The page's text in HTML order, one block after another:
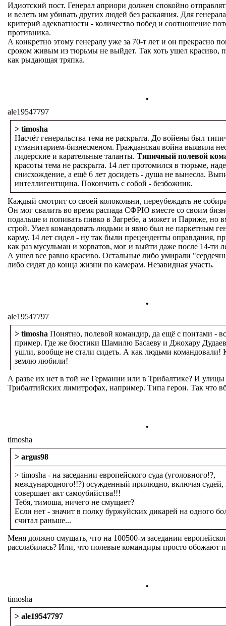
Идиотский пост. Генерал априори должен спокойно
и велеть им убивать других людей без раскаяния. Для
критерий адекватности - количество побед и соотношение
противника.
А конкретно этому генералу уже за 70-т лет и он прекрасно
сроком живым из тюрьмы не выйдет. Так хоть ушел красиво,
как рыдающая тряпка.
.
ale19547797
> timosha
Насчёт генеральства тема не раскрыта. До войены был
гуманитарием-бизнесменом. Гражданская война выявила
лидерские и карательные таланты. Типичный полевой
красоты тема не раскрыта. 14 лет протомился в тюрьме,
снисхождение, а ещё 6 лет досидеть - душа не вынесла.
интеллигентщина. Покончить с собой - безбожник.
Каждый смотрит со своей колокольни, переубеждать не
Он мог свалить во время распада СФРЮ вместе со своим
подальше и попивать пивко в Загребе, а может и Париже, но
строй. Умел командовать людьми и явно был не паркетным
карму. 14 лет сидел - ну так были преценденты оправдания,
как раз мусульман и хорватов, мог и выйти даже после 14-ти
А ушел все равно красиво. Остальные либо умирали
либо сидят до конца жизни по камерам. Незавидная участь.
.
ale19547797
> timosha Понятно, полевой командир, да ещё с понтами -
пример. Где же бюстики Шамилю Басаеву и Джохару
ушли, вообще не стали сидеть. А как людьми командовали!
землю любили!
А разве их нет в той же Германии или в Трибалтике? И улицы
Трибалтийских лимитрофах, например. Типа герои. Так что
.
timosha
> argus98
> timosha - на заседании европейского суда (уголовного!?,
международного!!?) осужденный прилюдно, включая судей,
совершает акт самоубийства!!!
Тебя, тимоша, ничего не смущает?
Если нет - значит в полку буржуйских дикарей на одного
считал раньше...
Меня должно смущать, что на 100500-м заседании
расслабилась? Или, что полевые командиры просто обожают
.
timosha
> ale19547797